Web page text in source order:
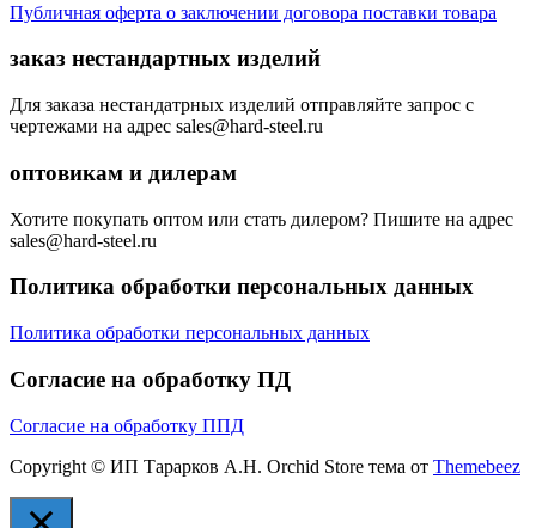
Публичная оферта о заключении договора поставки товара
заказ нестандартных изделий
Для заказа нестандатрных изделий отправляйте запрос с
чертежами на адрес sales@hard-steel.ru
оптовикам и дилерам
Хотите покупать оптом или стать дилером? Пишите на адрес
sales@hard-steel.ru
Политика обработки персональных данных
Политика обработки персональных данных
Согласие на обработку ПД
Согласие на обработку ППД
Copyright © ИП Тарарков А.Н. Orchid Store тема от Themebeez